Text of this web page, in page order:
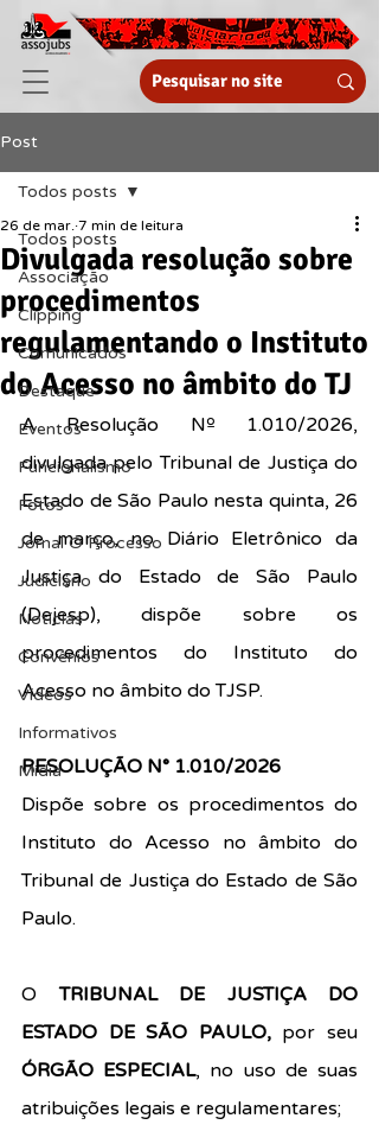
Post
Todos posts
Associação
Clipping
Comunicados
Destaque
Eventos
Funcionalismo
Fotos
Jornal O Processo
Judiciário
Notícias
Convênios
Vídeos
Informativos
Midia
Todos posts
Divulgada resolução sobre
procedimentos
regulamentando o Instituto
do Acesso no âmbito do TJ
26 de mar. 7 min de leitura
A Resolução Nº 1.010/2026,
divulgada pelo Tribunal de Justiça do
Estado de São Paulo nesta quinta, 26
de março, no Diário Eletrônico da
Justiça do Estado de São Paulo
procedimentos do Instituto do
Acesso no âmbito do TJSP.
RESOLUÇÃO N° 1.010/2026
Dispõe sobre os procedimentos do
Instituto do Acesso no âmbito do
Tribunal de Justiça do Estado de São
Paulo.
O TRIBUNAL DE JUSTIÇA DO
ESTADO DE SÃO PAULO,
ÓRGÃO ESPECIAL, no uso de suas
atribuições legais e regulamentares;